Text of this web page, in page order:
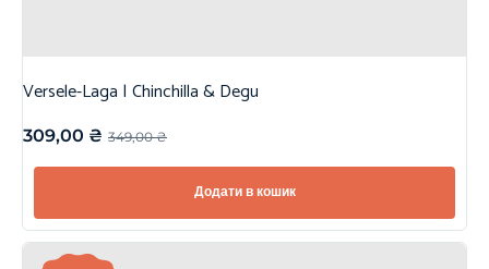
Versele-Laga | Chinchilla & Degu
349,00₴
309,00 ₴
Додати в кошик